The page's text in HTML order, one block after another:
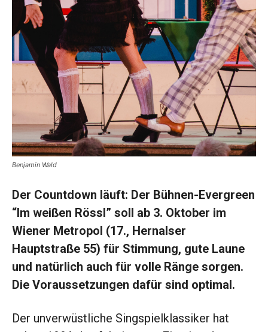
Benjamin Wald
Der Countdown läuft: Der Bühnen-Evergreen
“Im weißen Rössl” soll ab 3. Oktober im
Wiener Metropol (17., Hernalser
Hauptstraße 55) für Stimmung, gute Laune
und natürlich auch für volle Ränge sorgen.
Die Voraussetzungen dafür sind optimal.
Der unverwüstliche Singspielklassiker hat